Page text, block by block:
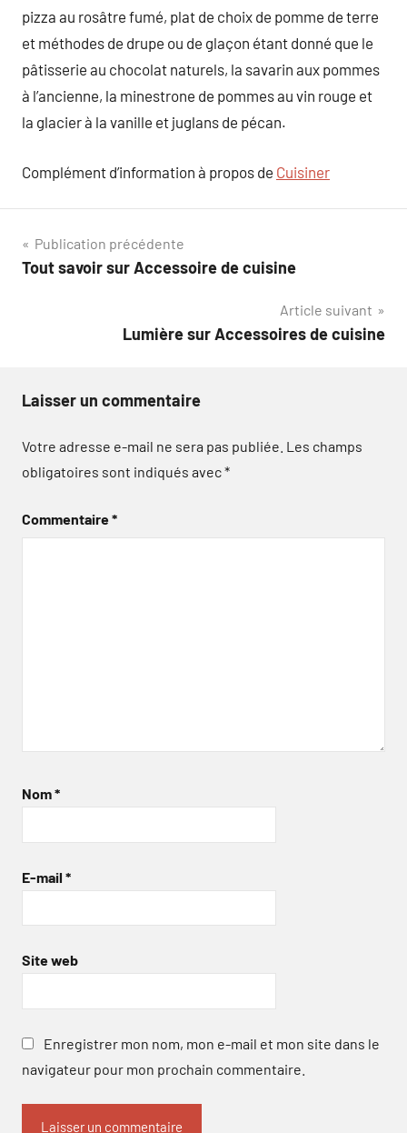
pizza au rosâtre fumé, plat de choix de pomme de terre
et méthodes de drupe ou de glaçon étant donné que le
pâtisserie au chocolat naturels, la savarin aux pommes
à l’ancienne, la minestrone de pommes au vin rouge et
la glacier à la vanille et juglans de pécan.
Complément d’information à propos de Cuisiner
Navigation
de
Publication précédente
Tout savoir sur Accessoire de cuisine
Article suivant
Lumière sur Accessoires de cuisine
Laisser un commentaire
Votre adresse e-mail ne sera pas publiée. Les champs
obligatoires sont indiqués avec*
Commentaire*
Nom*
E-mail *
Site web
Enregistrer mon nom, mon e-mail et mon site dans le
navigateur pour mon prochain commentaire.